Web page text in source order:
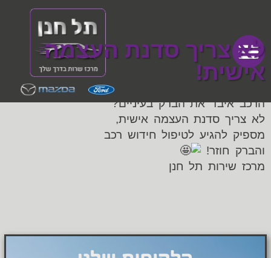
לא צריך סדנת העצמה
אישית!
הרכב איבד את הברק בעיניים?
לא צריך סדנת העצמה אישית,
מספיק להגיע לטיפול חידוש רכב
והברק חוזר!
מרכז שירות תל חנן